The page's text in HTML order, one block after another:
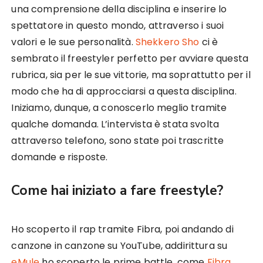
una comprensione della disciplina e inserire lo
spettatore in questo mondo, attraverso i suoi
valori e le sue personalità. Shekkero Sho ci è
sembrato il freestyler perfetto per avviare questa
rubrica, sia per le sue vittorie, ma soprattutto per il
modo che ha di approcciarsi a questa disciplina.
Iniziamo, dunque, a conoscerlo meglio tramite
qualche domanda. L’intervista è stata svolta
attraverso telefono, sono state poi trascritte
domande e risposte.
Come hai iniziato a fare freestyle?
Ho scoperto il rap tramite Fibra, poi andando di
canzone in canzone su YouTube, addirittura su